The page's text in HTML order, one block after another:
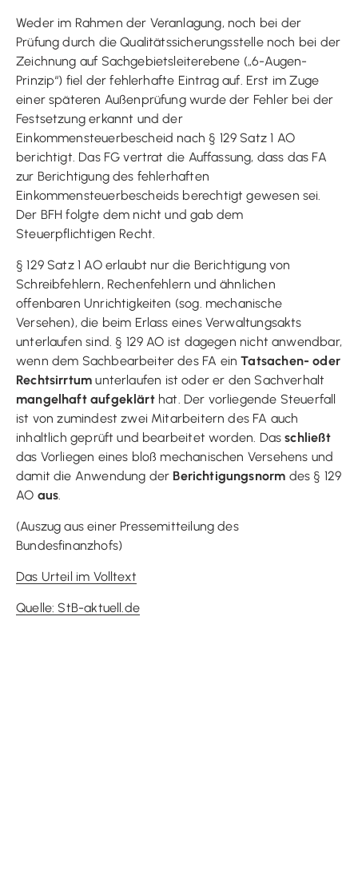
Weder im Rahmen der Veranlagung, noch bei der
Prüfung durch die Qualitätssicherungsstelle noch bei der
Zeichnung auf Sachgebietsleiterebene („6-Augen-
Prinzip“) fiel der fehlerhafte Eintrag auf. Erst im Zuge
einer späteren Außenprüfung wurde der Fehler bei der
Festsetzung erkannt und der
Einkommensteuerbescheid nach § 129 Satz 1 AO
berichtigt. Das FG vertrat die Auffassung, dass das FA
zur Berichtigung des fehlerhaften
Einkommensteuerbescheids berechtigt gewesen sei.
Der BFH folgte dem nicht und gab dem
Steuerpflichtigen Recht.
§ 129 Satz 1 AO erlaubt nur die Berichtigung von
Schreibfehlern, Rechenfehlern und ähnlichen
offenbaren Unrichtigkeiten (sog. mechanische
Versehen), die beim Erlass eines Verwaltungsakts
unterlaufen sind. § 129 AO ist dagegen nicht anwendbar,
wenn dem Sachbearbeiter des FA einTatsachen- oder
Rechtsirrtum unterlaufen ist oder er den Sachverhalt
mangelhaft aufgeklärthat. Der vorliegende Steuerfall
ist von zumindest zwei Mitarbeitern des FA auch
inhaltlich geprüft und bearbeitet worden. Dasschließt
das Vorliegen eines bloß mechanischen Versehens und
damit die Anwendung der Berichtigungsnorm des § 129
AO aus
(Auszug aus einer Pressemitteilung des
Bundesfinanzhofs)
Das Urteil im Volltext
Quelle: StB-aktuell.de